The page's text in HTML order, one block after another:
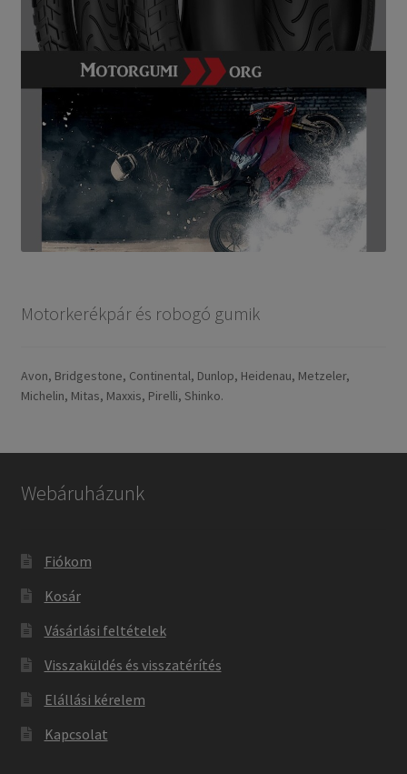
Motorkerékpár és robogó gumik
Avon, Bridgestone, Continental, Dunlop, Heidenau, Metzeler,
Michelin, Mitas, Maxxis, Pirelli, Shinko.
Webáruházunk
Fiókom
Kosár
Vásárlási feltételek
Visszaküldés és visszatérítés
Elállási kérelem
Kapcsolat